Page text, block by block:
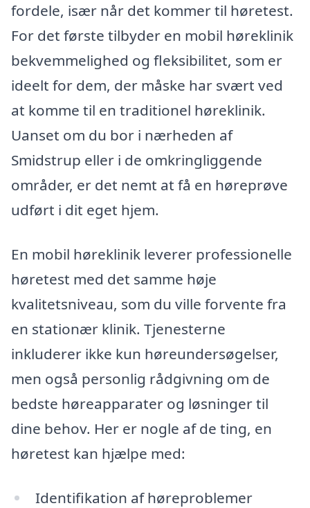
fordele, især når det kommer til høretest.
For det første tilbyder en mobil høreklinik
bekvemmelighed og fleksibilitet, som er
ideelt for dem, der måske har svært ved
at komme til en traditionel høreklinik.
Uanset om du bor i nærheden af
Smidstrup eller i de omkringliggende
områder, er det nemt at få en høreprøve
udført i dit eget hjem.
En mobil høreklinik leverer professionelle
høretest med det samme høje
kvalitetsniveau, som du ville forvente fra
en stationær klinik. Tjenesterne
inkluderer ikke kun høreundersøgelser,
men også personlig rådgivning om de
bedste høreapparater og løsninger til
dine behov. Her er nogle af de ting, en
høretest kan hjælpe med:
Identifikation af høreproblemer